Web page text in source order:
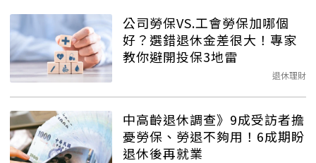
公司勞保VS.工會勞保加哪個
好？選錯退休金差很大！專家
教你避開投保3地雷
退休理財
中高齡退休調查》9成受訪者擔
憂勞保、勞退不夠用！6成期盼
退休後再就業